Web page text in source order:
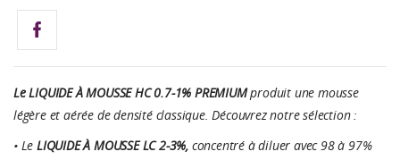
Le LIQUIDE À MOUSSE HC 0.7-1% PREMIUMproduit une mousse
légère et aérée de densité classique. Découvrez notre sélection :
• Le LIQUIDE À MOUSSELC 2-3%, concentré à diluer avec 98 à 97%